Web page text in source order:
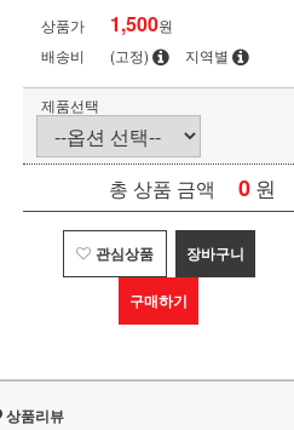
상품가 1,500원
배송비
(고정) 지역별
제품선택
총 상품 금액 0 원
관심상품 장바구니
구매하기
상품리뷰